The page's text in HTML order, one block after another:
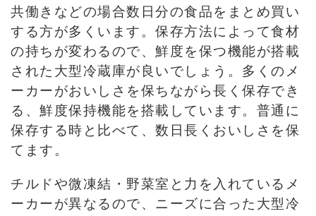
共働きなどの場合数日分の食品をまとめ買い
する方が多くいます。保存方法によって食材
の持ちが変わるので、鮮度を保つ機能が搭載
された大型冷蔵庫が良いでしょう。多くのメ
ーカーがおいしさを保ちながら長く保存でき
る、鮮度保持機能を搭載しています。普通に
保存する時と比べて、数日長くおいしさを保
てます。
チルドや微凍結・野菜室と力を入れているメ
ーカーが異なるので、ニーズに合った大型冷